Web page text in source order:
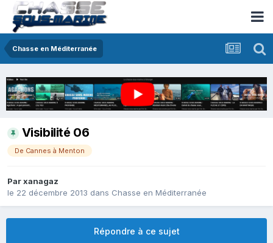
Chasse en Méditerranée
Visibilité 06
De Cannes à Menton
Parxanagaz
le 22 décembre 2013 dans Chasse en Méditerranée
Répondre à ce sujet